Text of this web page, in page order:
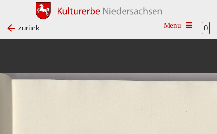
0
Toggle
zurück